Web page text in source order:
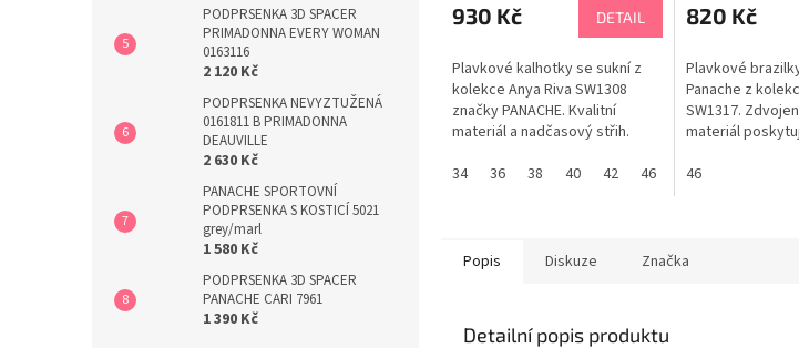
PODPRSENKA 3D SPACER
PRIMADONNA EVERY WOMAN
0163116
2 120 Kč
PODPRSENKA NEVYZTUŽENÁ
0161811 B PRIMADONNA
DEAUVILLE
2 630 Kč
PANACHE SPORTOVNÍ
PODPRSENKA S KOSTICÍ 5021
grey/marl
1 580 Kč
PODPRSENKA 3D SPACER
PANACHE CARI 7961
1 390 Kč
930 Kč DETAIL
Plavkové kalhotky se sukní z
kolekce Anya Riva SW1308
značky PANACHE. Kvalitní
materiál a nadčasový střih.
většímu zakrytí spodní části,
si podle nálady přizpůsobíte
34 36 38 40 42 46
820 Kč
Plavkové
Panache z
SW1317.
materiál
uprostřed
tabulka velikostí
46
Popis Diskuze Značka
Detailní popis produktu